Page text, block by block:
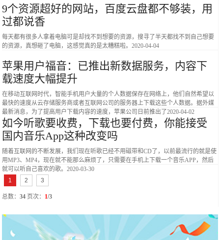
9个资源超好的网站，百度云盘都不够装，用
过都说香
每天都有很多人拿着电脑可是却找不到想要的资源，搜寻了半天都找不到自己想要
的资源，真想砸了电脑，这感觉真的是太糟糕啦。2020-04-04
苹果用户福音：已推出新数据服务，内容下
载速度大幅提升
在移动互联网时代，智能手机用户大量的个人数据保存在网络上，他们自然希望以
最快的速度从云存储服务商或者互联网公司的服务器上下载这些个人数据。据外媒
最新消息，为了提高用户下载内容的速度，苹果公司日前推出了2020-04-02
如今听歌要收费，下载也要付费，你能接受
国内音乐App这种改变吗
​随着互联网的不断发展，我们现在听歌已经不用磁带和CD了，以前最流行的就是使
用MP3、MP4，现在就不能那么麻烦了，只需要在手机上下载一个音乐APP，然后
就可以听自己喜欢的歌。2020-03-30
1
2 3
总数：34 页次： 1/3